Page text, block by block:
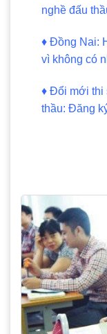
nghề đấu
♦ Đồng Nai:
vì không có
♦ Đổi mới thi
thầu: Đăng